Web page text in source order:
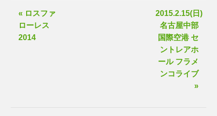
« ロスファ
ローレス
2014
2015.2.15(日)
名古屋中部
国際空港 セ
ントレアホ
ール フラメ
ンコライブ
»